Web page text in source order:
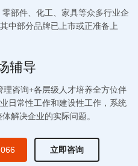
部件、化工、家具等众多行业企
中部分品牌已上市或正准备上
辅导
咨询+各层级人才培养全方位伴
日常性工作和建设性工作，系统
解决企业的实际问题。
立即咨询